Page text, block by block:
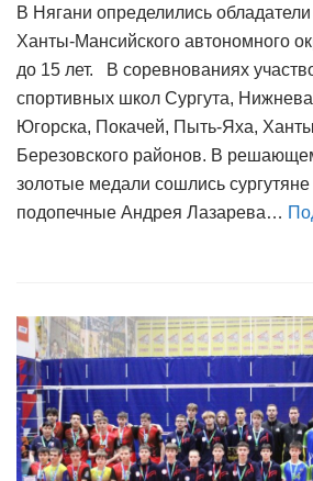
В Нягани определились
Ханты-Мансийского автономного
до 15 лет. В соревнованиях
спортивных школ Сургута,
Югорска, Покачей, Пыть-Яха,
Березовского районов. В
золотые медали сошлись
подопечные Андрея Лазарева…